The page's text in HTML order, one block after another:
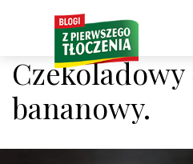
bananowy.